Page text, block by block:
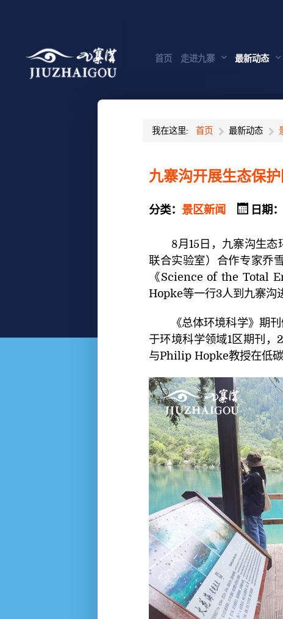
首页 走进九寨 最新动态
我在这里: 首页 最新动态
九寨沟开展生态保
分类： 景区新闻 日期
8月15日，九寨沟生态
联合实验室）合作专家乔
《Science of the Total
Hopke等一行3人到九寨沟
《总体环境科学》期
于环境科学领域1区期刊
与Philip Hopke教授在低碳